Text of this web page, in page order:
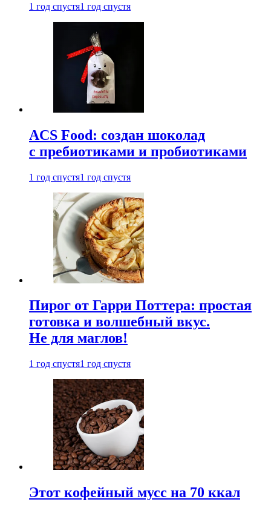
1 год спустя1 год спустя
ACS Food: создан шоколад
с пребиотиками и пробиотиками
1 год спустя1 год спустя
Пирог от Гарри Поттера: простая
готовка и волшебный вкус.
Не для маглов!
1 год спустя1 год спустя
Этот кофейный мусс на 70 ккал